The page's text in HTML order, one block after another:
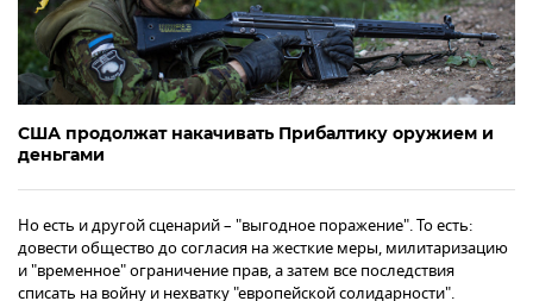
США продолжат накачивать Прибалтику оружием и
деньгами
Но есть и другой сценарий – "выгодное поражение". То есть:
довести общество до согласия на жесткие меры, милитаризацию
и "временное" ограничение прав, а затем все последствия
списать на войну и нехватку "европейской солидарности".